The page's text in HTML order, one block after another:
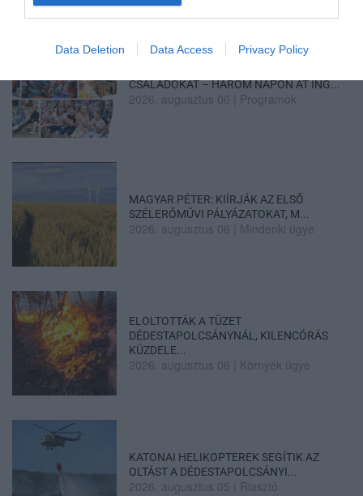
Data Deletion Data Access Privacy Policy
CSALÁDOKAT – HÁROM NAPON ÁT ING...
2026. augusztus 06 Programok
MAGYAR PÉTER: KIÍRJÁK AZ ELSŐ
SZÉLERŐMŰVI PÁLYÁZATOKAT, M...
2026. augusztus 06 Mindenki ügye
ELOLTOTTÁK A TÜZET
DÉDESTAPOLCSÁNYNÁL, KILENCÓRÁS
KÜZDELE...
2026. augusztus 06 Környék ügye
KATONAI HELIKOPTEREK SEGÍTIK AZ
OLTÁST A DÉDESTAPOLCSÁNYI...
2026. augusztus 05 Riasztó